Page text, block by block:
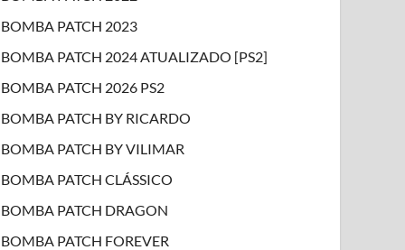
BOMBA PATCH 2023
BOMBA PATCH 2024 ATUALIZADO [PS2]
BOMBA PATCH 2026 PS2
BOMBA PATCH BY RICARDO
BOMBA PATCH BY VILIMAR
BOMBA PATCH CLÁSSICO
BOMBA PATCH DRAGON
BOMBA PATCH FOREVER